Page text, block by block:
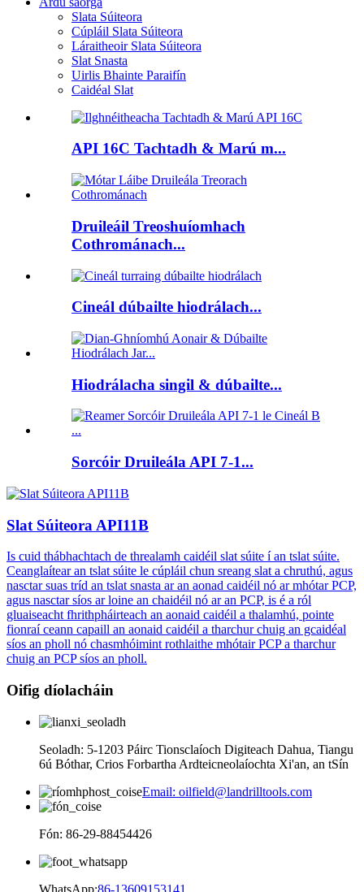
Slata Súiteora
Cúpláil Slata Súiteora
Láraitheoir Slata Súiteora
Slat Snasta
Uirlis Bhainte Paraifín
Caidéal Slat
API 16C Tachtadh & Marú m...
Druileáil Treoshuíomhach
Cothrománach...
Cineál dúbailte hiodrálach...
Hiodrálacha singil & dúbailte...
Sorcóir Druileála API 7-1...
Slat Súiteora API11B
Is cuid thábhachtach de threalamh caidéil slat súite í an tslat súite.
Ceanglaítear an tslat súite le cúpláil chun sreang slat a chruthú, agus
nasctar suas tríd an tslat snasta ar an aonad caidéil nó ar mhótar PCP,
agus nasctar síos ar loine an chaidéil nó ar an PCP, is é a ról
gluaiseacht fhrithpháirteach an aonaid caidéil a thalamhú, pointe
fionraí ceann capaill an aonaid caidéil a tharchur chuig an gcaidéal
síos an pholl nó chasmhóimint rothlaithe mhótair PCP a tharchur
chuig an PCP síos an pholl.
Oifig díolacháin
Seoladh: 5-1203 Páirc Tionsclaíoch Digiteach Dahua, Tiangu
6ú Bóthar, Crios Forbartha Ardteicneolaíochta Xi'an, an tSín
Email: oilfield@landrilltools.com
Fón: 86-29-88454426
WhatsApp:86-13609153141